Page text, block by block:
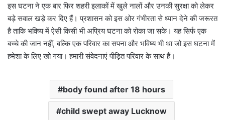
इस घटना ने एक बार फिर शहरी इलाकों में खुले नालों और उनकी सुरक्षा को लेकर
बड़े सवाल खड़े कर दिए हैं। प्रशासन को इस ओर गंभीरता से ध्यान देने की जरूरत
है ताकि भविष्य में ऐसी किसी भी अप्रिय घटना को रोका जा सके। यह सिर्फ एक
बच्चे की जान नहीं, बल्कि एक परिवार का सपना और भविष्य भी था जो इस घटना में
हमेशा के लिए खो गया। हमारी संवेदनाएं पीड़ित परिवार के साथ हैं।
body found after 18 hours
child swept away Lucknow